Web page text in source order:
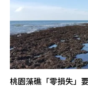
桃園藻礁「零損失」